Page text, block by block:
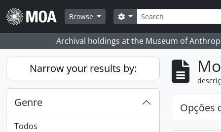
Skip to main content
Browse
Pesquisar
Search options
Archival holdings at the Museum of
Narrow your results by:
Genre
Todos
Opções